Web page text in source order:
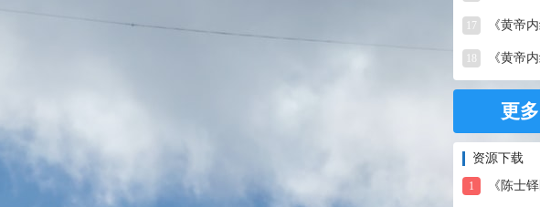
17 《黄帝内
《黄帝内
更
资源下载
1 《陈士